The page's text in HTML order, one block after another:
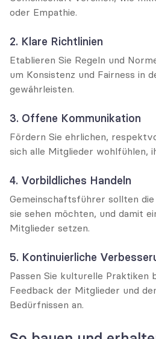
oder Empathie.
2. Klare Richtlinien
Etablieren Sie Regeln und
um Konsistenz und Fairness in
gewährleisten.
3. Offene Kommunikation
Fördern Sie ehrlichen,
sich alle Mitglieder wohlfühlen,
4. Vorbildliches Handeln
Gemeinschaftsführer sollten
sie sehen möchten, und damit
Mitglieder setzen.
5. Kontinuierliche
Passen Sie kulturelle Praktiken
Feedback der Mitglieder und
Bedürfnissen an.